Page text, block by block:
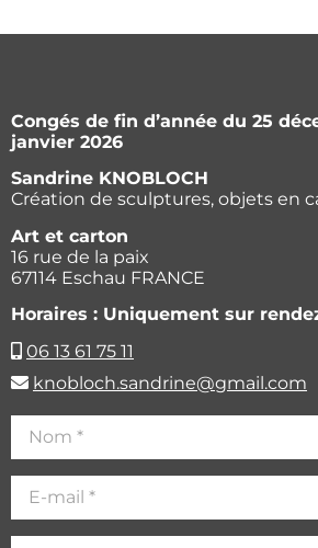
Congés de fin d’année du 25
janvier 2026
Sandrine KNOBLOCH
Création de sculptures, objets en
Art et carton
16 rue de la paix
67114 Eschau FRANCE
Horaires : Uniquement sur
06 13 61 75 11
knobloch.sandrine@gmail.com